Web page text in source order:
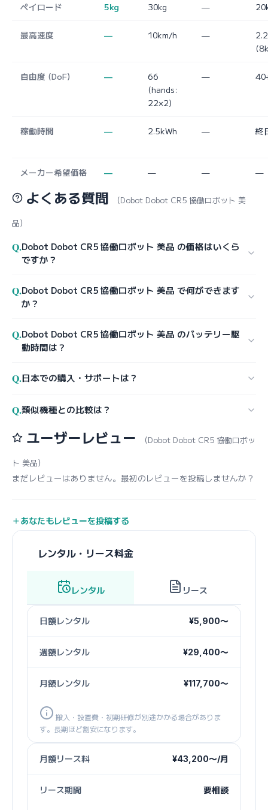
ペイロード 5kg 30kg —
最高速度 — 10km/h —
自由度 (DoF) —
66
(hands:
22×2)
—
稼働時間 — 2.5kWh — 終
メーカー希望価格 — — — —
よくある質問
（Dobot Dobot CR5 協働ロボット 美
品）
Q.Dobot Dobot CR5 協働ロボット 美品 の価格はいくら
ですか？
Q.Dobot Dobot CR5 協働ロボット 美品 で何ができます
か？
Q.Dobot Dobot CR5 協働ロボット 美品 のバッテリー駆
動時間は？
Q.日本での購入・サポートは？
Q.類似機種との比較は？
ユーザーレビュー
（Dobot Dobot CR5 協働ロボッ
ト 美品）
まだレビューはありません。最初のレビューを投稿しませんか？
あなたもレビューを投稿する
レンタル・リース料金
レンタル リース
日額レンタル ¥5,900〜
週額レンタル ¥29,400〜
月額レンタル ¥117,700〜
搬入・設置費・初期研修が別途かかる場合がありま
す。長期ほど割安になります。
月額リース料 ¥43,200〜/月
リース期間 要相談